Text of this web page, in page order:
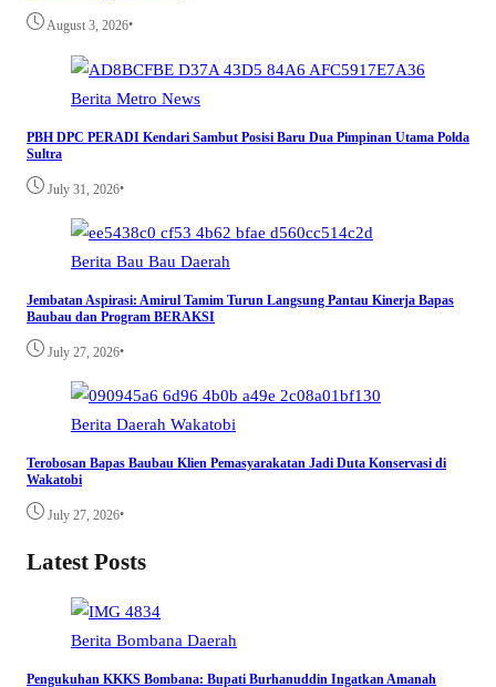
August 3, 2026•
Berita Metro News
PBH DPC PERADI Kendari Sambut Posisi Baru Dua Pimpinan Utama Polda
Sultra
July 31, 2026•
Berita Bau Bau Daerah
Jembatan Aspirasi: Amirul Tamim Turun Langsung Pantau Kinerja Bapas
Baubau dan Program BERAKSI
July 27, 2026•
Berita Daerah Wakatobi
Terobosan Bapas Baubau Klien Pemasyarakatan Jadi Duta Konservasi di
Wakatobi
July 27, 2026•
Latest Posts
Berita Bombana Daerah
Pengukuhan KKKS Bombana: Bupati Burhanuddin Ingatkan Amanah